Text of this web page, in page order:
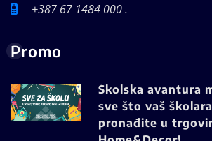
+387 67 1484 000 .
Promo
Školska avantura
sve što vaš
pronađite u